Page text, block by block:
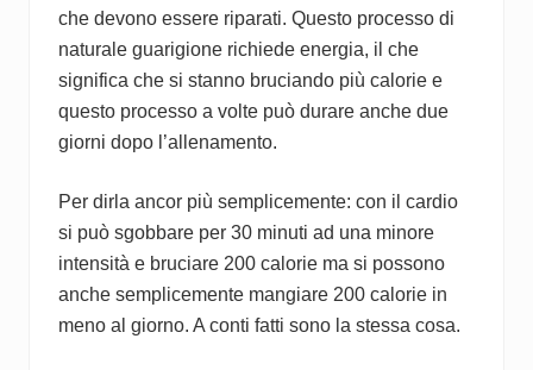
che devono essere riparati. Questo processo di
naturale guarigione richiede energia, il che
significa che si stanno bruciando più calorie e
questo processo a volte può durare anche due
giorni dopo l’allenamento.
Per dirla ancor più semplicemente: con il cardio
si può sgobbare per 30 minuti ad una minore
intensità e bruciare 200 calorie ma si possono
anche semplicemente mangiare 200 calorie in
meno al giorno. A conti fatti sono la stessa cosa.